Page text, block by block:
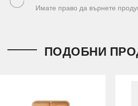
Имате право да върнете
ПОДОБНИ